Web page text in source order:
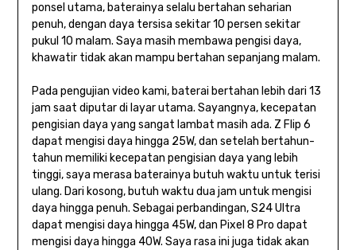
ponsel utama, baterainya selalu bertahan seharian
penuh, dengan daya tersisa sekitar 10 persen sekitar
pukul 10 malam. Saya masih membawa pengisi daya,
khawatir tidak akan mampu bertahan sepanjang malam.
Pada pengujian video kami, baterai bertahan lebih dari 13
jam saat diputar di layar utama. Sayangnya, kecepatan
pengisian daya yang sangat lambat masih ada. Z Flip 6
dapat mengisi daya hingga 25W, dan setelah bertahun-
tahun memiliki kecepatan pengisian daya yang lebih
tinggi, saya merasa baterainya butuh waktu untuk terisi
ulang. Dari kosong, butuh waktu dua jam untuk mengisi
daya hingga penuh. Sebagai perbandingan, S24 Ultra
dapat mengisi daya hingga 45W, dan Pixel 8 Pro dapat
mengisi daya hingga 40W. Saya rasa ini juga tidak akan